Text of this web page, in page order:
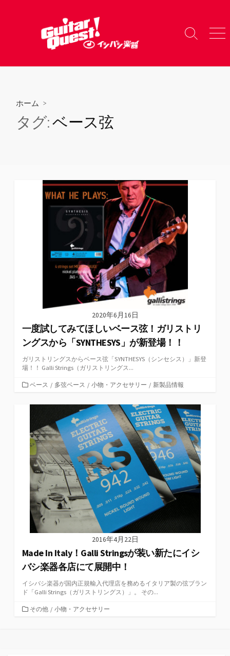
へ
検
り
メ
ー
ホーム >
タグ:ベース弦
2020年6月16日
一度試してみてほしいベース弦！ガリストリ
ングスから「SYNTHESYS」が新登場！！
ガリストリングスからベース弦「SYNTHESYS（シンセシス）」新登
場！！ Galli Strings（ガリストリングス...
カ
ゴ
ベース / 多弦ベース / 小物・アクセサリー / 新製品情報
2016年4月22日
Made In Italy！Galli Stringsが装い新たにイシ
バシ楽器各店にて展開中！
イシバシ楽器が国内正規輸入代理店を務めるイタリア製の弦ブラン
ド「Galli Strings（ガリストリングス）」。 その...
カその他 / 小物・アクセサリー